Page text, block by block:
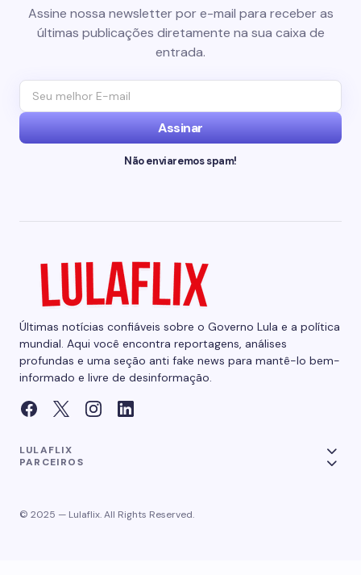
Assine nossa newsletter por e-mail para receber as
últimas publicações diretamente na sua caixa de
entrada.
Assinar
Não enviaremos spam!
Últimas notícias confiáveis sobre o Governo Lula e a política
mundial. Aqui você encontra reportagens, análises
profundas e uma seção anti fake news para mantê-lo bem-
informado e livre de desinformação.
LULAFLIX
PARCEIROS
© 2025 — Lulaflix. All Rights Reserved.